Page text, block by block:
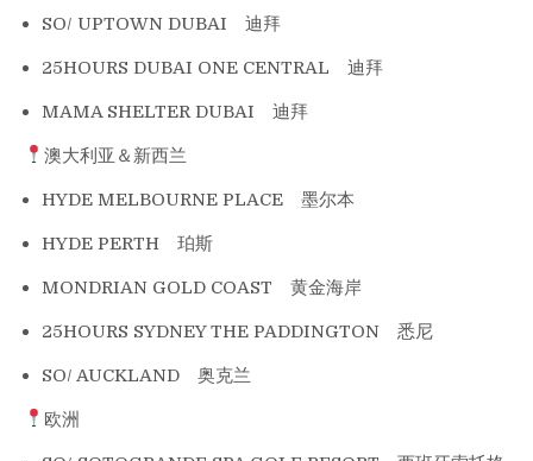
SO/ UPTOWN DUBAI 迪拜
25HOURS DUBAI ONE CENTRAL 迪拜
MAMA SHELTER DUBAI 迪拜
澳大利亚＆新西兰
HYDE MELBOURNE PLACE 墨尔本
HYDE PERTH 珀斯
MONDRIAN GOLD COAST 黄金海岸
25HOURS SYDNEY THE PADDINGTON 悉尼
SO/ AUCKLAND 奥克兰
欧洲